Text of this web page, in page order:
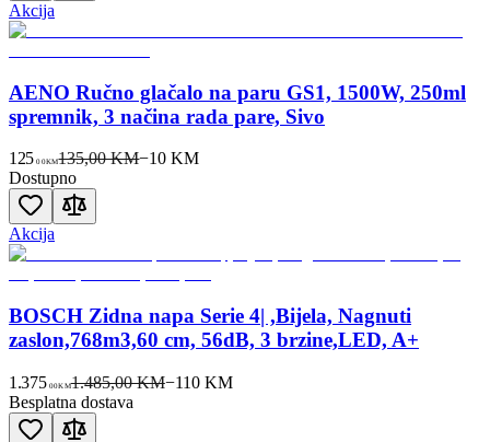
Akcija
AENO Ručno glačalo na paru GS1, 1500W, 250ml
spremnik, 3 načina rada pare, Sivo
125 00KM135,00 KM−10 KM
Dostupno
Akcija
BOSCH Zidna napa Serie 4| ,Bijela, Nagnuti
zaslon,768m3,60 cm, 56dB, 3 brzine,LED, A+
1.375 00KM1.485,00 KM−110KM
Besplatna dostava